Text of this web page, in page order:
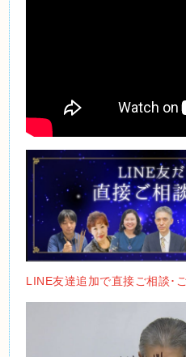
LINE友達追加で直接ご相談･